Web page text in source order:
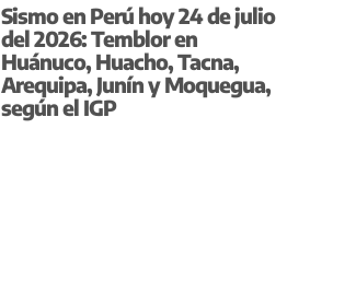
Sismo en Perú hoy 24 de julio
del 2026: Temblor en
Huánuco, Huacho, Tacna,
Arequipa, Junín y Moquegua,
según el IGP